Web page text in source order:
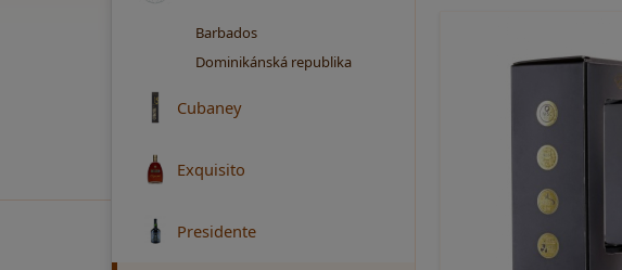
Barbados
Dominikánská republika
Cubaney
Exquisito
Presidente